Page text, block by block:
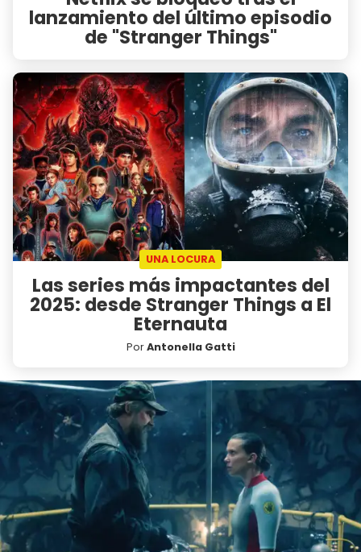
lanzamiento del último episodio
de "Stranger Things"
UNA LOCURA
Las series más impactantes del
2025: desde Stranger Things a El
Eternauta
PorAntonella Gatti